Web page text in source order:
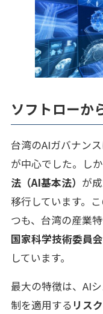
ソフトローか
台湾のAIガバナン
が中心でした。し
法（AI基本法） が
移行しています。
つも、台湾の産業
国家科学技術委員会
しています。
最大の特徴は、AI
制を適用する リス